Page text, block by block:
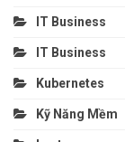
IT Business
IT Business
Kubernetes
Kỹ Năng Mềm